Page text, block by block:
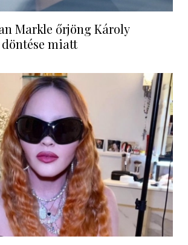
Markle őrjöng Károly
miatt